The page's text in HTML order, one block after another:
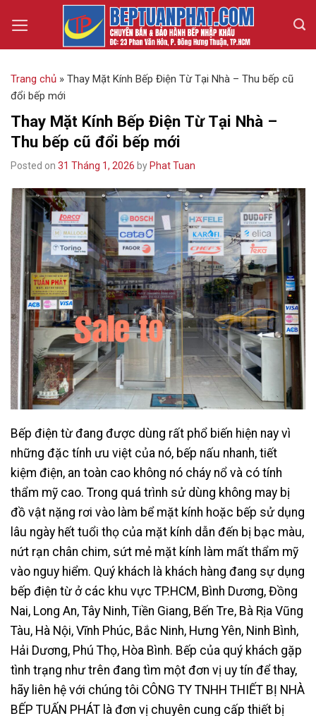
Trang chủ » Thay Mặt Kính Bếp Điện Từ Tại Nhà – Thu bếp cũ
đổi bếp mới
Thay Mặt Kính Bếp Điện Từ Tại Nhà –
Thu bếp cũ đổi bếp mới
Posted on 31 Tháng 1, 2026 by Phat Tuan
Bếp điện từ đang được dùng rất phổ biến hiện nay vì
những đặc tính ưu việt của nó, bếp nấu nhanh, tiết
kiệm điện, an toàn cao không nó cháy nổ và có tính
thẩm mỹ cao. Trong quá trình sử dùng không may bị
đồ vật nặng rơi vào làm bể mặt kính hoặc bếp sử dụng
lâu ngày hết tuổi thọ của mặt kính dẫn đến bị bạc màu,
nứt rạn chân chim, sứt mẻ mặt kính làm mất thẩm mỹ
vào nguy hiểm. Quý khách là khách hàng đang sự dụng
bếp điện từ ở các khu vực TP.HCM, Bình Dương, Đồng
Nai, Long An, Tây Ninh, Tiền Giang, Bến Tre, Bà Rịa Vũng
Tàu, Hà Nội, Vĩnh Phúc, Bắc Ninh, Hưng Yên, Ninh Bình,
Hải Dương, Phú Thọ, Hòa Bình. Bếp của quý khách gặp
tình trạng như trên đang tìm một đơn vị uy tín để thay,
hãy liên hệ với chúng tôi CÔNG TY TNHH THIẾT BỊ NHÀ
BẾP TUẤN PHÁT là đơn vị chuyên cung cấp thiết bị